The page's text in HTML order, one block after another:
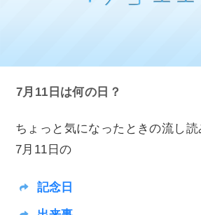
7月11日は何の日？
ちょっと気になったときの流し読
7月11日の
記念日